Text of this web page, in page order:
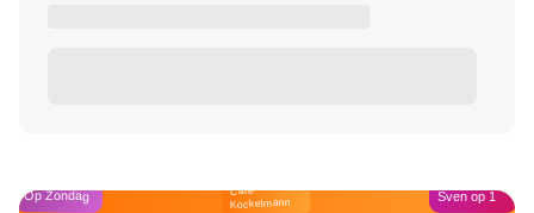
Op Zondag Café
Kockelmann Sven op 1